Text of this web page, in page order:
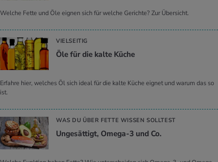
Welche Fette und Öle eignen sich für welche Gerichte? Zur Übersicht.
VIELSEITIG
Öle für die kalte Küche
Erfahre hier, welches Öl sich ideal für die kalte Küche eignet und warum das so
ist.
WAS DU ÜBER FETTE WISSEN SOLLTEST
Un­ge­sät­tigt, Omega-3 und Co.